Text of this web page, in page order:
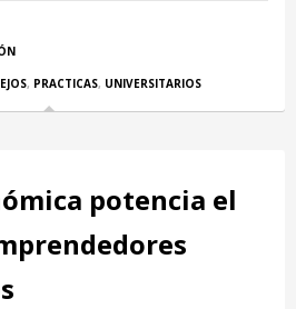
, PRACTICAS, UNIVERSITARIOS
potencia el